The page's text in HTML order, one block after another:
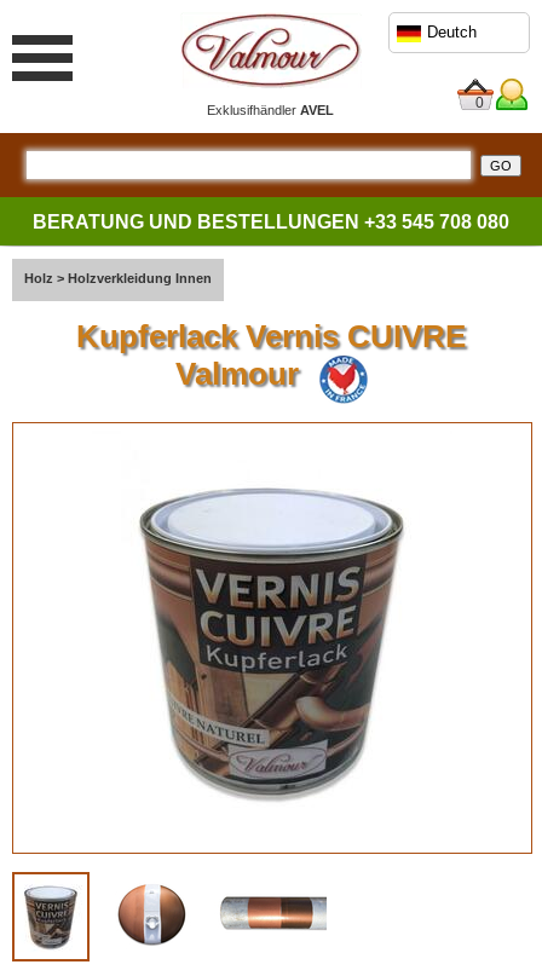
ExklusifhändlerAVEL
Deutch
0
BERATUNG UND BESTELLUNGEN +33 545 708 080
Holz > Holzverkleidung Innen
Kupferlack Vernis CUIVRE
Valmour